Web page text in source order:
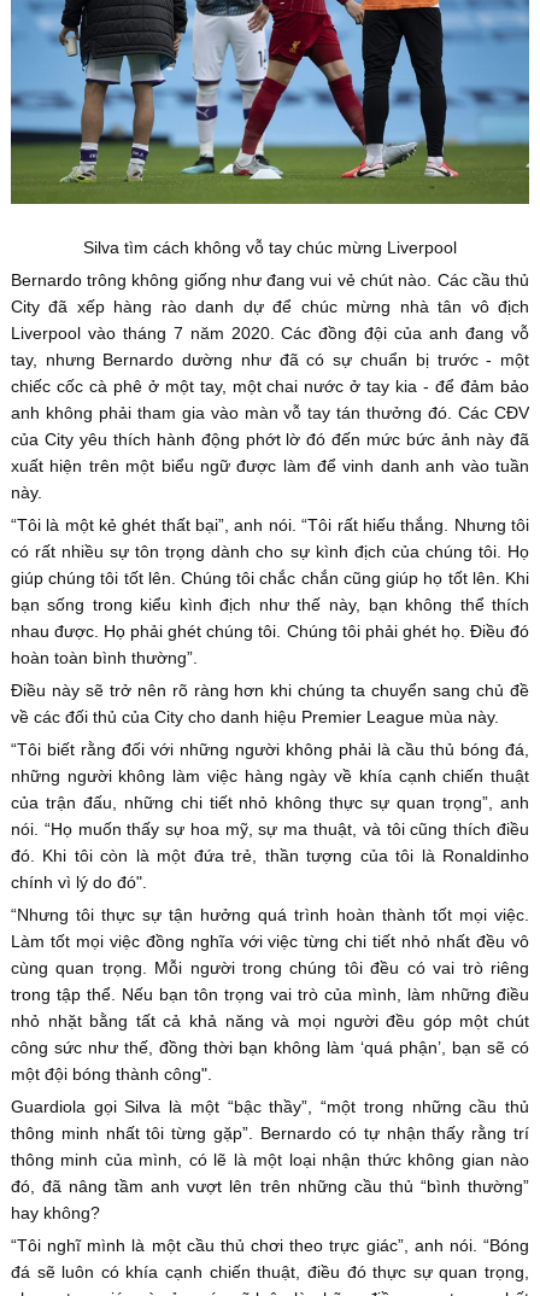
Silva tìm cách không vỗ tay chúc mừng Liverpool
Bernardo trông không giống như đang vui vẻ chút nào. Các cầu thủ
City đã xếp hàng rào danh dự để chúc mừng nhà tân vô địch
Liverpool vào tháng 7 năm 2020. Các đồng đội của anh đang vỗ
tay, nhưng Bernardo dường như đã có sự chuẩn bị trước - một
chiếc cốc cà phê ở một tay, một chai nước ở tay kia - để đảm bảo
anh không phải tham gia vào màn vỗ tay tán thưởng đó. Các CĐV
của City yêu thích hành động phớt lờ đó đến mức bức ảnh này đã
xuất hiện trên một biểu ngữ được làm để vinh danh anh vào tuần
này.
“Tôi là một kẻ ghét thất bại”, anh nói. “Tôi rất hiếu thắng. Nhưng tôi
có rất nhiều sự tôn trọng dành cho sự kình địch của chúng tôi. Họ
giúp chúng tôi tốt lên. Chúng tôi chắc chắn cũng giúp họ tốt lên. Khi
bạn sống trong kiểu kình địch như thế này, bạn không thể thích
nhau được. Họ phải ghét chúng tôi. Chúng tôi phải ghét họ. Điều đó
hoàn toàn bình thường”.
Điều này sẽ trở nên rõ ràng hơn khi chúng ta chuyển sang chủ đề
về các đối thủ của City cho danh hiệu Premier League mùa này.
“Tôi biết rằng đối với những người không phải là cầu thủ bóng đá,
những người không làm việc hàng ngày về khía cạnh chiến thuật
của trận đấu, những chi tiết nhỏ không thực sự quan trọng”, anh
nói. “Họ muốn thấy sự hoa mỹ, sự ma thuật, và tôi cũng thích điều
đó. Khi tôi còn là một đứa trẻ, thần tượng của tôi là Ronaldinho
chính vì lý do đó".
“Nhưng tôi thực sự tận hưởng quá trình hoàn thành tốt mọi việc.
Làm tốt mọi việc đồng nghĩa với việc từng chi tiết nhỏ nhất đều vô
cùng quan trọng. Mỗi người trong chúng tôi đều có vai trò riêng
trong tập thể. Nếu bạn tôn trọng vai trò của mình, làm những điều
nhỏ nhặt bằng tất cả khả năng và mọi người đều góp một chút
công sức như thế, đồng thời bạn không làm ‘quá phận’, bạn sẽ có
một đội bóng thành công".
Guardiola gọi Silva là một “bậc thầy”, “một trong những cầu thủ
thông minh nhất tôi từng gặp”. Bernardo có tự nhận thấy rằng trí
thông minh của mình, có lẽ là một loại nhận thức không gian nào
đó, đã nâng tầm anh vượt lên trên những cầu thủ “bình thường”
hay không?
“Tôi nghĩ mình là một cầu thủ chơi theo trực giác”, anh nói. “Bóng
đá sẽ luôn có khía cạnh chiến thuật, điều đó thực sự quan trọng,